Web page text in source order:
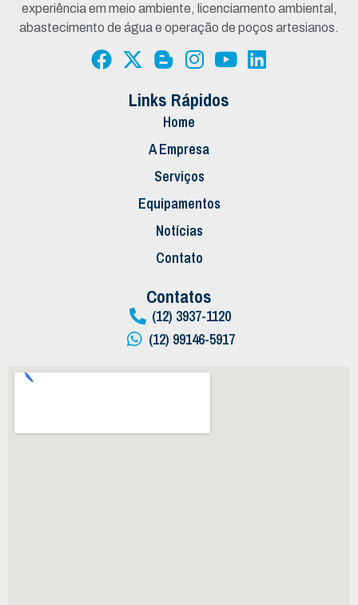
experiência em meio ambiente, licenciamento ambiental,
abastecimento de água e operação de poços artesianos.
Links Rápidos
Home
A Empresa
Serviços
Equipamentos
Notícias
Contato
Contatos
(12) 3937-1120
(12) 99146-5917